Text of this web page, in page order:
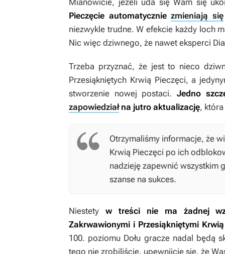
Mianowicie, jeżeli uda się Wam się
Pieczęcie automatyczniezmieniają się
niezwykle trudne. W efekcie każdy loch
Nic więc dziwnego, że nawet eksperci
Trzeba przyznać, że jest to nieco
Przesiąkniętych Krwią Pieczęci, a
stworzenie nowej postaci. Jedno
zapowiedziałna jutro aktualizację,
Otrzymaliśmy informacje, że
Krwią Pieczęci po ich
nadzieję zapewnić wszystkim
szanse na sukces.
Niestety w treści nie ma żadnej
Zakrwawionymi i Przesiąkniętymi
100. poziomu Dołu gracze nadal będą
tego nie zrobiliście, upewnijcie się, że